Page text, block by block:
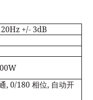
+/- 3dB
, 0/180相位, 自动开